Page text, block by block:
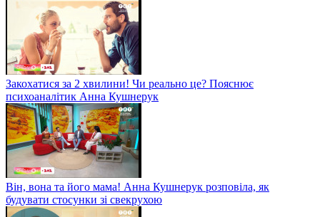
Закохатися за 2 хвилини! Чи реально це? Пояснює
психоаналітик Анна Кушнерук
Він, вона та його мама! Анна Кушнерук розповіла, як
будувати стосунки зі свекрухою